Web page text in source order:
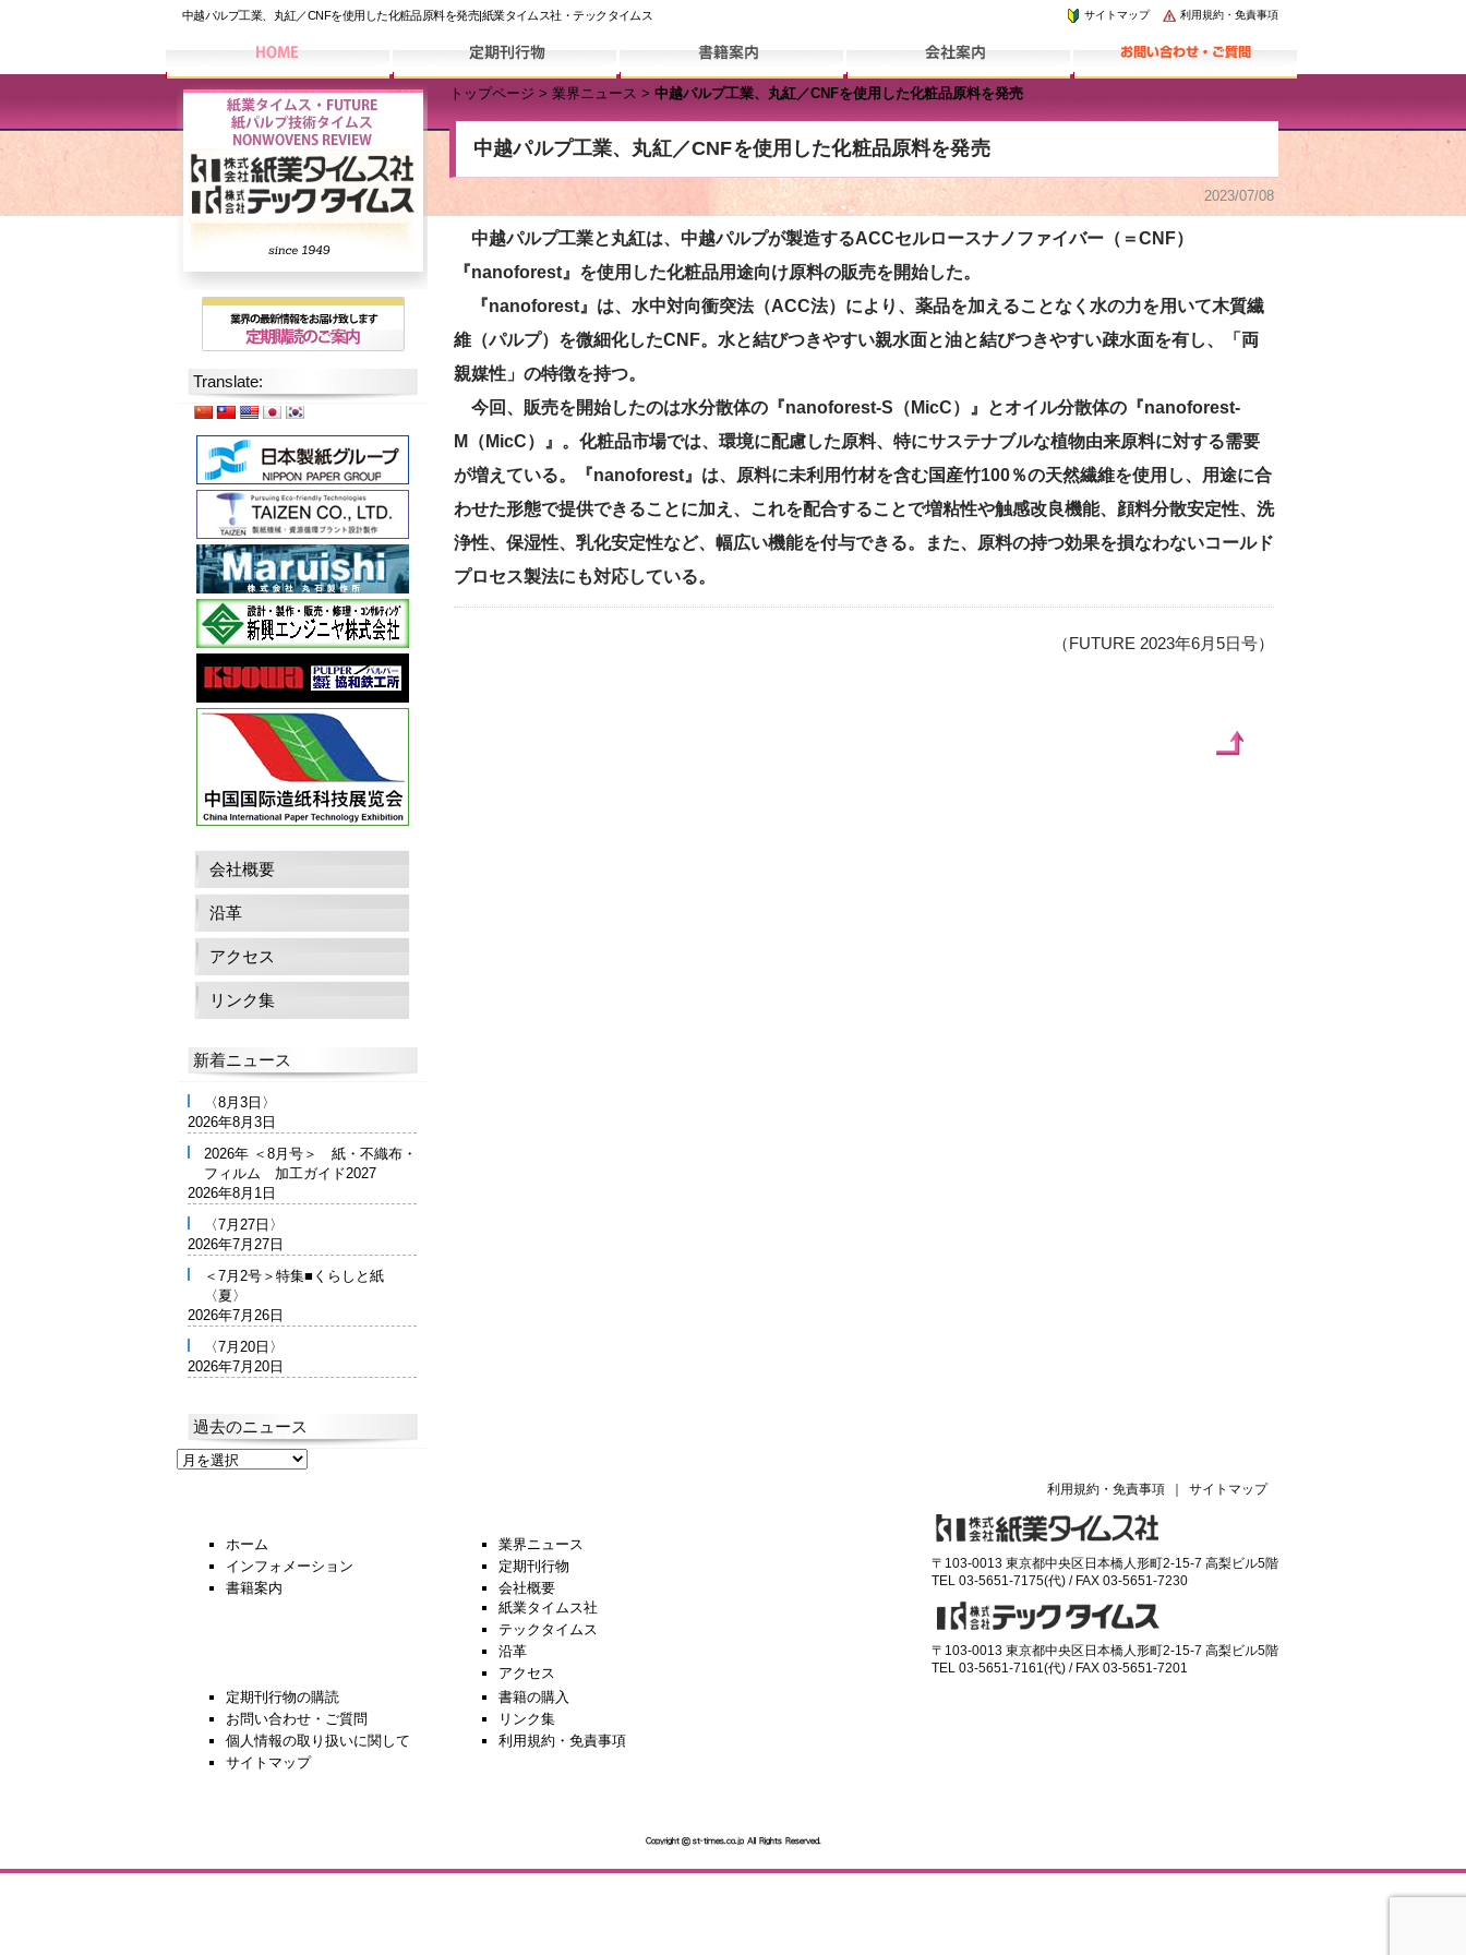
中越パルプ工業、丸紅／CNFを使用した化粧品原料を発売|紙業タイムス社・テックタイムス 利用規約・免責事項
サイトマップ
トップページ > 業界ニュース > 中越パルプ工業、丸紅／CNFを使用した化粧品原料を発売
中越パルプ工業、丸紅／CNFを使用した化粧品原料を発売
2023/07/08
中越パルプ工業と丸紅は、中越パルプが製造するACCセルロースナノファイバー（＝CNF）
『nanoforest』を使用した化粧品用途向け原料の販売を開始した。
『nanoforest』は、水中対向衝突法（ACC法）により、薬品を加えることなく水の力を用いて木質繊
維（パルプ）を微細化したCNF。水と結びつきやすい親水面と油と結びつきやすい疎水面を有し、「両
親媒性」の特徴を持つ。
今回、販売を開始したのは水分散体の『nanoforest-S（MicC）』とオイル分散体の『nanoforest-
M（MicC）』。化粧品市場では、環境に配慮した原料、特にサステナブルな植物由来原料に対する需要
が増えている。『nanoforest』は、原料に未利用竹材を含む国産竹100％の天然繊維を使用し、用途に合
わせた形態で提供できることに加え、これを配合することで増粘性や触感改良機能、顔料分散安定性、洗
浄性、保湿性、乳化安定性など、幅広い機能を付与できる。また、原料の持つ効果を損なわないコールド
プロセス製法にも対応している。
（FUTURE 2023年6月5日号）
Translate:
会社概要
沿革
アクセス
リンク集
新着ニュース
〈8月3日〉
2026年8月3日
2026年 ＜8月号＞ 紙・不織布・
フィルム 加工ガイド2027
2026年8月1日
〈7月27日〉
2026年7月27日
＜7月2号＞特集■くらしと紙
〈夏〉
2026年7月26日
〈7月20日〉
2026年7月20日
過去のニュース
過
ホーム
業界ニュース
インフォメーション
定期刊行物
書籍案内
会社概要
紙業タイムス社
テックタイムス
沿革
アクセス
定期刊行物の購読
書籍の購入
お問い合わせ・ご質問
リンク集
個人情報の取り扱いに関して
利用規約・免責事項
サイトマップ
サイトマップ
利用規約・免責事項
〒103-0013 東京都中央区日本橋人形町2-15-7 高梨ビル5階
TEL 03-5651-7175(代) / FAX 03-5651-7230
〒103-0013 東京都中央区日本橋人形町2-15-7 高梨ビル5階
TEL 03-5651-7161(代) / FAX 03-5651-7201